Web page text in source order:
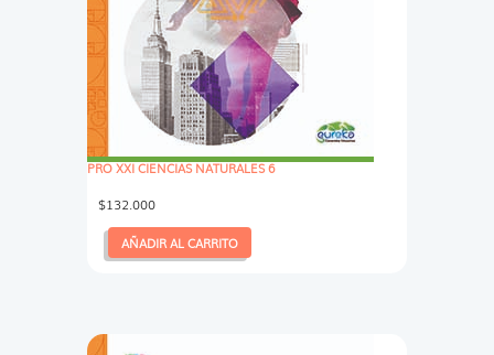
PRO XXI CIENCIAS NATURALES 6
$132.000
AÑADIR AL CARRITO